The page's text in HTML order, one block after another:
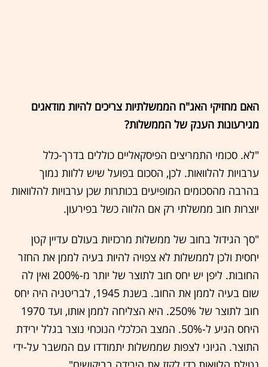
האם מחזיקי האג"ח הממשלתיות צריכים להיות מודאגים
מגירעונות הענק של הממשלות?
"לא. סכומי התמריצים הפיסקאליים כוללים בדרך-כלל
ערבויות להלוואות. לכן, הסכום בפועל שיש ללוות נמוך
בהרבה מהסכומים המופיעים בכותרות שכן ערבויות להלוואות
יוצרות חוב ממשלתי רק אם הלווה כשל בפירעון.
"סך הגידול בחוב של ממשלות מרכזיות בעולם עדיין קטן
יחסית ולכן לממשלות לא צפויה להיות בעיה לממן את החזר
החובות. ליפן יש יחס חוב לתוצר של יותר מ-200% ואין לה
שום בעיה לממן את החוב. בשנת 1945, לבריטניה היה יחס
חוב לתוצר של 250%. היא הצליחה לממן אותו, ועד 1970
היחס הגיע ל-50%. המצב הכלכלי הנוכחי נוצר בגלל ירידת
התוצר. הגיוני לצפות שממשלות יתמודדו עם המשבר על-ידי